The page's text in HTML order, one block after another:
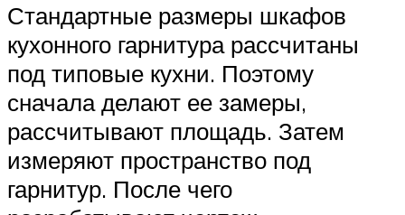
Стандартные размеры шкафов
кухонного гарнитура рассчитаны
под типовые кухни. Поэтому
сначала делают ее замеры,
рассчитывают площадь. Затем
измеряют пространство под
гарнитур. После чего